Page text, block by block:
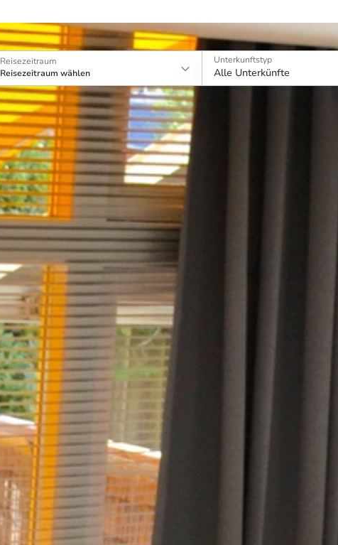
Reisezeitraum
Reisezeitraum wählen
Unterkunftstyp
Alle Unterkünfte